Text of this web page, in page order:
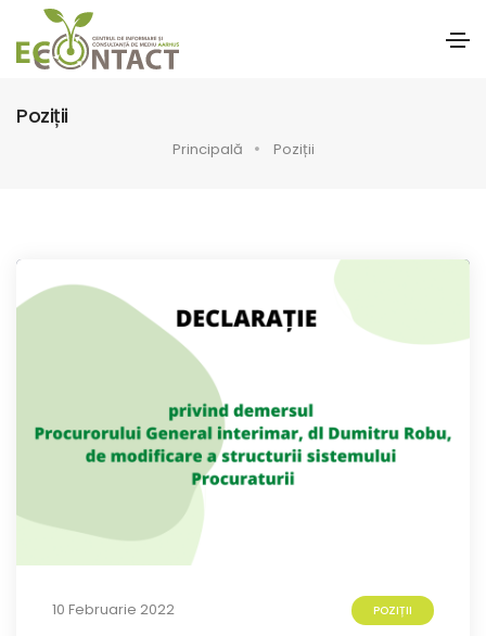
Poziții
Principală Poziții
10 Februarie 2022 POZIȚII